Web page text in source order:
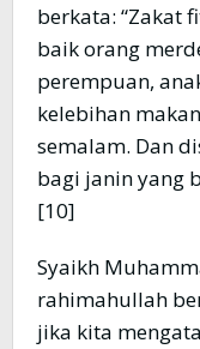
berkata: “Zakat
baik orang
perempuan,
kelebihan
semalam. Dan
bagi janin yang
[10]
Syaikh
rahimahullah
jika kita